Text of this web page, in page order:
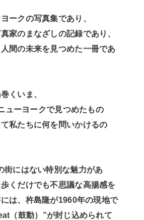
ークの写真集であり、
家のまなざしの記録であり、
間の未来を見つめた一冊であ
くいま、
ューヨークで見つめたもの
私たちに何を問いかけるの
街にはない特別な魅力があ
くだけでも不思議な高揚感を
は、杵島隆が1960年の現地で
（鼓動）”が封じ込められて